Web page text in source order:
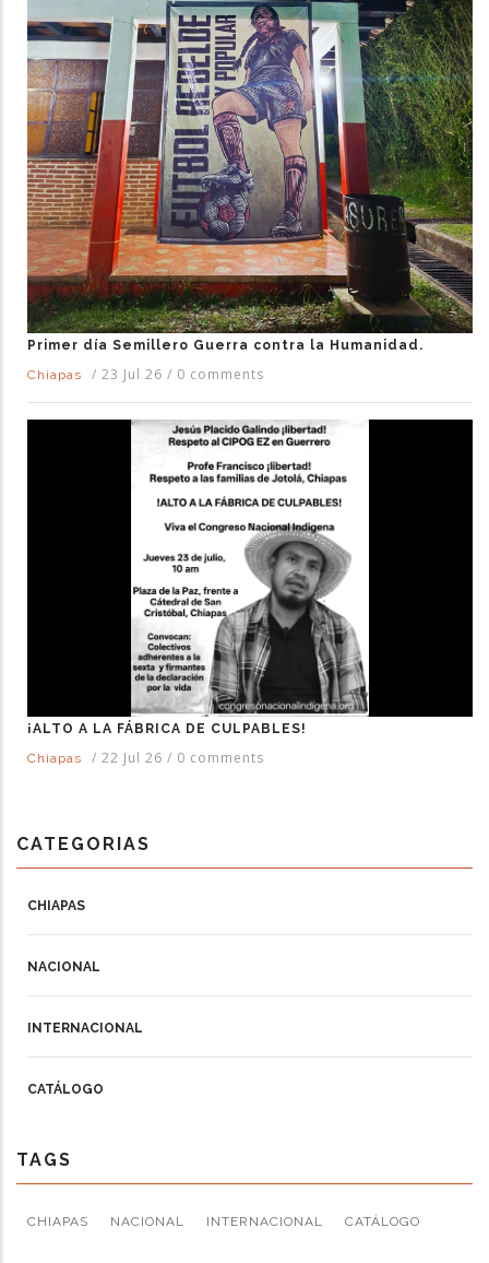
Primer día Semillero Guerra contra la Humanidad.
Chiapas
/ 23 Jul 26 / 0 comments
¡ALTO A LA FÁBRICA DE CULPABLES!
Chiapas
/ 22 Jul 26 / 0 comments
CATEGORIAS
CHIAPAS
NACIONAL
INTERNACIONAL
CATÁLOGO
TAGS
CHIAPAS NACIONAL INTERNACIONAL CATÁLOGO